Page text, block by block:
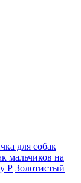
для собак
мальчиков на
Р Золотистый